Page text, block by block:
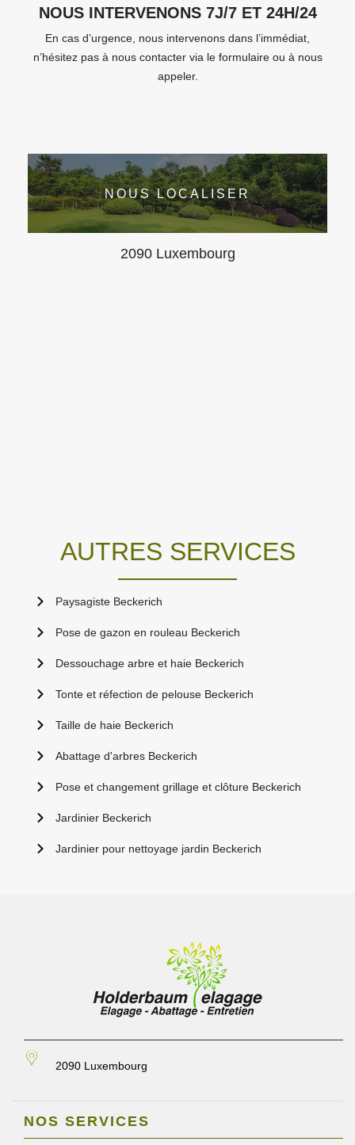
NOUS INTERVENONS 7J/7 ET 24H/24
En cas d’urgence, nous intervenons dans l’immédiat,
n’hésitez pas à nous contacter via le formulaire ou à nous
appeler.
NOUS LOCALISER
2090 Luxembourg
AUTRES SERVICES
Paysagiste Beckerich
Pose de gazon en rouleau Beckerich
Dessouchage arbre et haie Beckerich
Tonte et réfection de pelouse Beckerich
Taille de haie Beckerich
Abattage d'arbres Beckerich
Pose et changement grillage et clôture Beckerich
Jardinier Beckerich
Jardinier pour nettoyage jardin Beckerich
2090 Luxembourg
NOS SERVICES